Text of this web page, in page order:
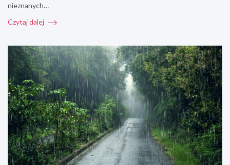
nieznanych…
Czytaj dalej